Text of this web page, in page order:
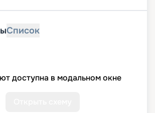
Список
доступна в модальном окне